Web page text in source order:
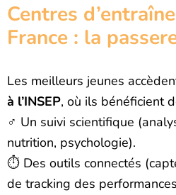
Centres
France : la
Les meilleurs jeunes
à l’INSEP, où ils bénéficient
️‍♂️ Un suivi scientifique
nutrition, psychologie).
⏱️ Des outils connectés
de tracking des